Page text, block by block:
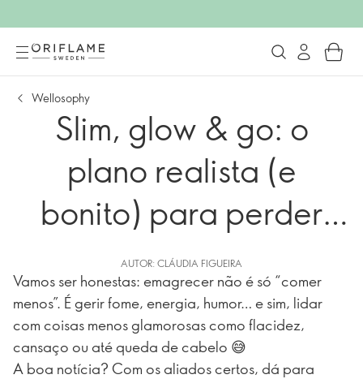
Wellosophy
Slim, glow & go: o
plano realista (e
bonito) para perder
peso sem drama
AUTOR: CLÁUDIA FIGUEIRA
Vamos ser honestas: emagrecer não é só “comer
menos”. É gerir fome, energia, humor… e sim, lidar
com coisas menos glamorosas como flacidez,
cansaço ou até queda de cabelo 😅
A boa notícia? Com os aliados certos, dá para